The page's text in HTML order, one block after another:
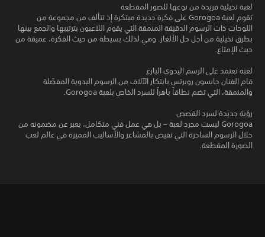
لعبة تخيلية فريدة من نوعها للصور المقطعة
تقوم لعبة Gorogoa على فكرة جديدة مبتكرة إذ تتألف من مجموعة من
اللوحات ذات الرسوم الدقيقة المنمقة التي يقوم اللاعبون بترتيبها والجمع بينها
بطرق تخيلية من أجل حل الألغاز. وهي لذلك بسيطة من حيث الفكرة، عميقة من
حيث الإمتاع.
لعبة تعتمد على الرسم اليدوي البارع
قام الفنان جايسون روبرتس بابتكار الآلاف من الرسوم اليدوية المفصّلة
والمنمقة، التي تضم نطاقاً باهراً للسرد الخاص بلعبة Gorogoa.
رؤية جديدة لسرد القصص
Gorogoa ليست مجرد لعبة – بل هي عمل فني متكامل، يعبر عن مضمونه من
خلال الرسوم الساحرة التي تفيض بالمشاعر والأساليب المميزة في عالم لعب
الصورة المقطعة.